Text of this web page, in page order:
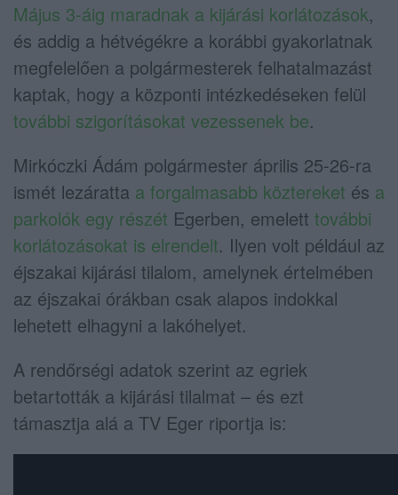
Május 3-áig maradnak a kijárási korlátozások,
és addig a hétvégékre a korábbi gyakorlatnak
megfelelően a polgármesterek felhatalmazást
kaptak, hogy a központi intézkedéseken felül
további szigorításokat vezessenek be.
Mirkóczki Ádám polgármester április 25-26-ra
ismét lezáratta a forgalmasabb köztereket és a
parkolók egy részét Egerben, emelett további
korlátozásokat is elrendelt. Ilyen volt például az
éjszakai kijárási tilalom, amelynek értelmében
az éjszakai órákban csak alapos indokkal
lehetett elhagyni a lakóhelyet.
A rendőrségi adatok szerint az egriek
betartották a kijárási tilalmat – és ezt
támasztja alá a TV Eger riportja is: